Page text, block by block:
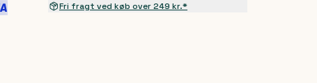
Fri fragt ved køb over 249 kr.*